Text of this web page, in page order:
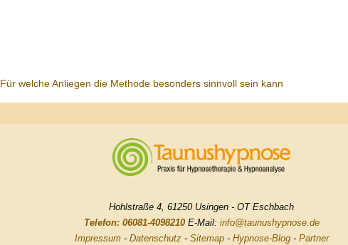
welche Anliegen die Methode besonders sinnvoll sein kann
Hohlstraße 4, 61250 Usingen - OT Eschbach
Telefon: 06081-4098210E-Mail: info@taunushypnose.de
Impressum- Datenschutz- Sitemap- Hypnose-Blog- Partner